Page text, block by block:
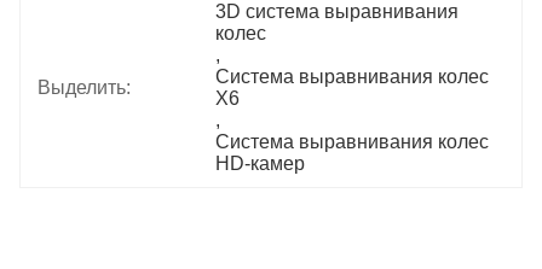
Выделить:
3D система выравнивания
колес
,
Система выравнивания колес
X6
,
Система выравнивания колес
HD-камер